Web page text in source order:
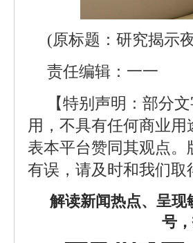
(原标题：研究揭示
责任编辑：一一
【特别声明：部分
用，不具有任何商业
表本平台赞同其观点
有误，请及时和我们
解读新闻热点、呈现
号